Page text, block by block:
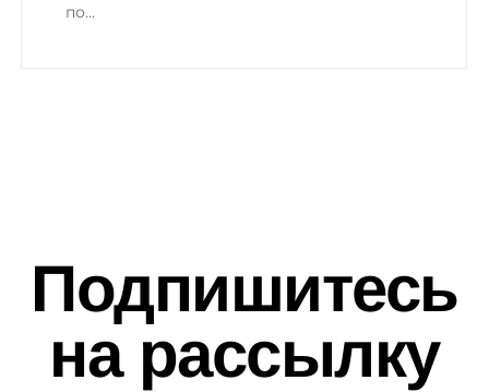
по…
Подпишитесь
на рассылку